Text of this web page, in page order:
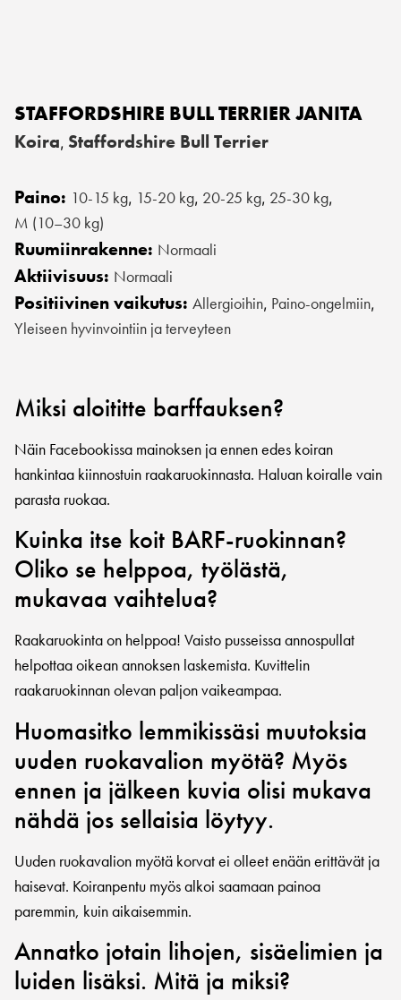
STAFFORDSHIRE BULL TERRIER JANITA
Koira, Staffordshire Bull Terrier
Paino: 10-15 kg, 15-20 kg, 20-25 kg, 25-30 kg,
M (10–30 kg)
Ruumiinrakenne: Normaali
Aktiivisuus: Normaali
Positiivinen vaikutus: Allergioihin, Paino-ongelmiin,
Yleiseen hyvinvointiin ja terveyteen
Miksi aloititte barffauksen?
Näin Facebookissa mainoksen ja ennen edes koiran
hankintaa kiinnostuin raakaruokinnasta. Haluan koiralle vain
parasta ruokaa.
Kuinka itse koit BARF-ruokinnan?
Oliko se helppoa, työlästä,
mukavaa vaihtelua?
Raakaruokinta on helppoa! Vaisto pusseissa annospullat
helpottaa oikean annoksen laskemista. Kuvittelin
raakaruokinnan olevan paljon vaikeampaa.
Huomasitko lemmikissäsi muutoksia
uuden ruokavalion myötä? Myös
ennen ja jälkeen kuvia olisi mukava
nähdä jos sellaisia löytyy.
Uuden ruokavalion myötä korvat ei olleet enään erittävät ja
haisevat. Koiranpentu myös alkoi saamaan painoa
paremmin, kuin aikaisemmin.
Annatko jotain lihojen, sisäelimien ja
luiden lisäksi. Mitä ja miksi?